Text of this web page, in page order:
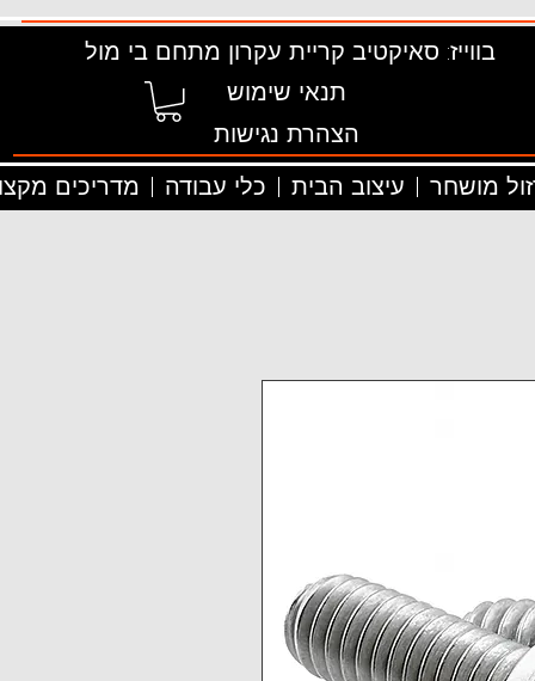
בווייז: סאיקטיב קריית עקרון מתחם בי מול
תנאי שימוש
הצהרת נגישות
מדריכים כלי עבודה עיצוב הבית מושחר